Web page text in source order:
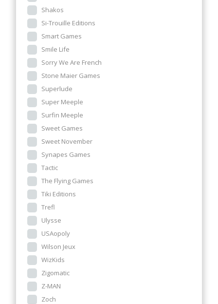
Shakos
Si-Trouille Editions
Smart Games
Smile Life
Sorry We Are French
Stone Maier Games
Superlude
Super Meeple
Surfin Meeple
Sweet Games
Sweet November
Synapes Games
Tactic
The Flying Games
Tiki Editions
Trefl
Ulysse
USAopoly
Wilson Jeux
WizKids
Zigomatic
Z-MAN
Zoch